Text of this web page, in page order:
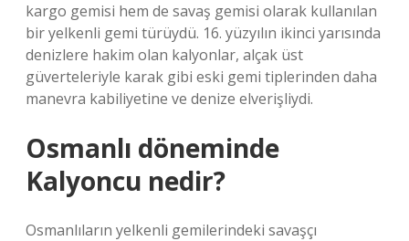
kargo gemisi hem de savaş gemisi olarak kullanılan
bir yelkenli gemi türüydü. 16. yüzyılın ikinci yarısında
denizlere hakim olan kalyonlar, alçak üst
güverteleriyle karak gibi eski gemi tiplerinden daha
manevra kabiliyetine ve denize elverişliydi.
Osmanlı döneminde
Kalyoncu nedir?
Osmanlıların yelkenli gemilerindeki savaşçı